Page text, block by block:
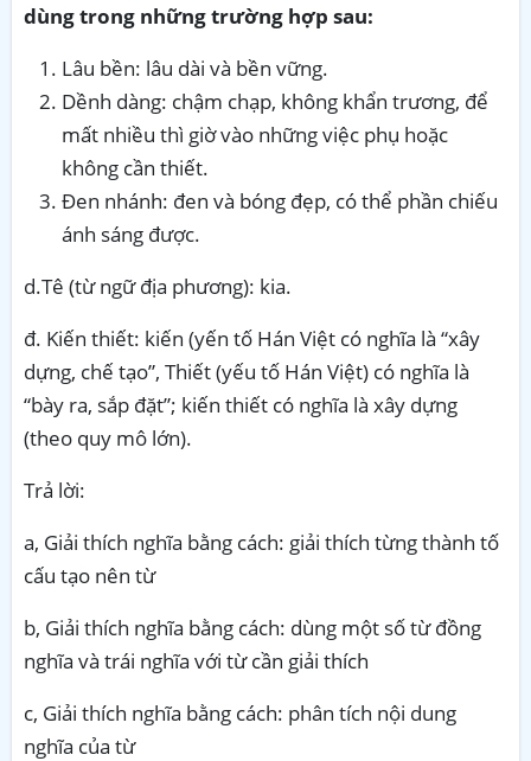
dùng trong những trường hợp sau:
Lâu bền: lâu dài và bền vững.
Dềnh dàng: chậm chạp, không khẩn trương, để
mất nhiều thì giờ vào những việc phụ hoặc
không cần thiết.
Đen nhánh: đen và bóng đẹp, có thể phần chiếu
ánh sáng được.
d.Tê (từ ngữ địa phương): kia.
đ. Kiến thiết: kiến (yến tố Hán Việt có nghĩa là “xây
dựng, chế tạo”, Thiết (yếu tố Hán Việt) có nghĩa là
“bày ra, sắp đặt”; kiến thiết có nghĩa là xây dựng
(theo quy mô lớn).
Trả lời:
a, Giải thích nghĩa bằng cách: giải thích từng thành tố
cấu tạo nên từ
b, Giải thích nghĩa bằng cách: dùng một số từ đồng
nghĩa và trái nghĩa với từ cần giải thích
c, Giải thích nghĩa bằng cách: phân tích nội dung
nghĩa của từ